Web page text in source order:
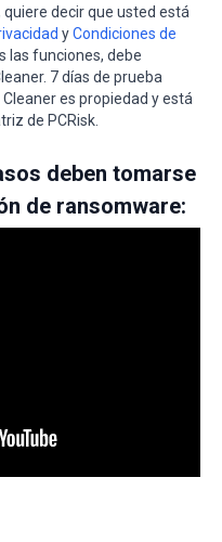
decir que usted está
yCondiciones de
las funciones, debe
7 días de prueba
es propiedad y está
de PCRisk.
deben tomarse
de ransomware: